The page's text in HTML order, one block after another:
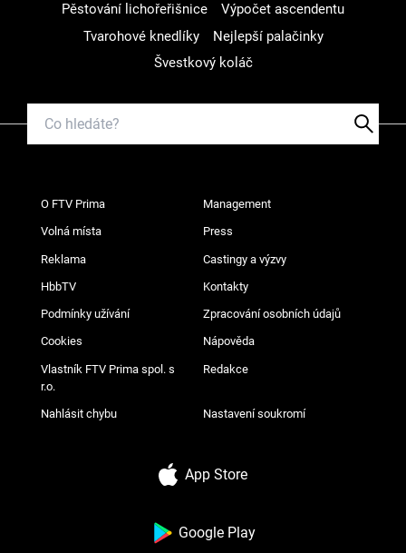
Pěstování lichořeřišnice
Výpočet ascendentu
Tvarohové knedlíky
Nejlepší palačinky
Švestkový koláč
O FTV Prima Management
Volná místa Press
Reklama Castingy a výzvy
HbbTV Kontakty
Podmínky užívání Zpracování osobních údajů
Cookies Nápověda
Vlastník FTV Prima spol. s
r.o.
Redakce
Nahlásit chybu Nastavení soukromí
App Store
Google Play